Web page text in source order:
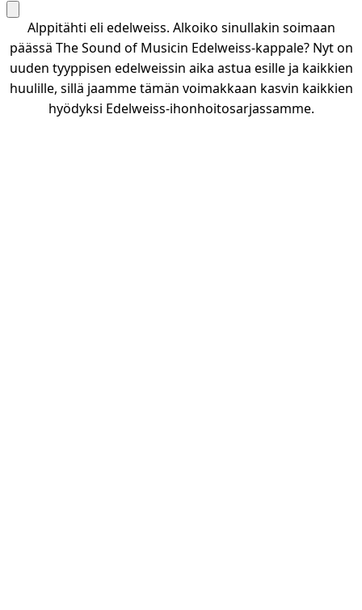
Alppitähti eli edelweiss. Alkoiko sinullakin soimaan
päässä The Sound of Musicin Edelweiss-kappale? Nyt on
uuden tyyppisen edelweissin aika astua esille ja kaikkien
huulille, sillä jaamme tämän voimakkaan kasvin kaikkien
hyödyksi Edelweiss-ihonhoitosarjassamme.